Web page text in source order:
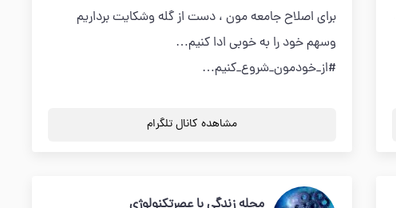
برای اصلاح جامعه مون ، دست از گله وشکایت برداریم
وسهم خود را به خوبی ادا کنیم…
#از_خودمون_شروع_کنیم…
مشاهده کانال تلگرام